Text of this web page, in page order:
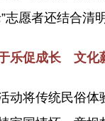
志愿者还结合清
乐促成长 文化
将传统民俗体验